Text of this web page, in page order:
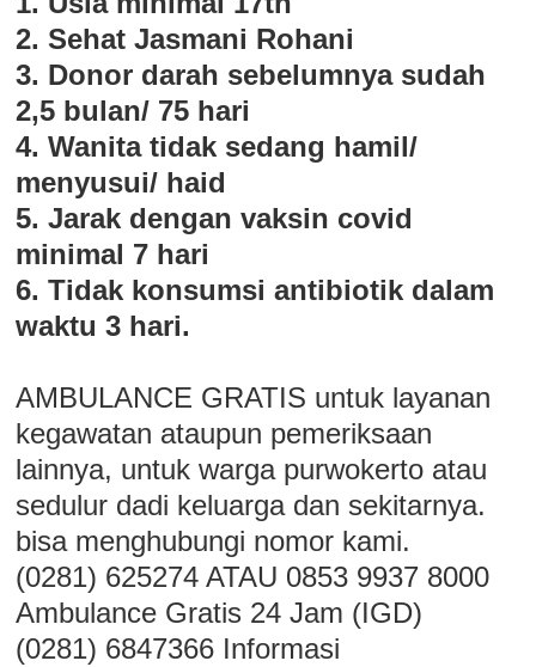
2. Sehat Jasmani Rohani
3. Donor darah sebelumnya sudah
2,5 bulan/ 75 hari
4. Wanita tidak sedang hamil/
menyusui/ haid
5. Jarak dengan vaksin covid
minimal 7 hari
6. Tidak konsumsi antibiotik dalam
waktu 3 hari.
AMBULANCE GRATIS untuk layanan
kegawatan ataupun pemeriksaan
lainnya, untuk warga purwokerto atau
sedulur dadi keluarga dan sekitarnya.
bisa menghubungi nomor kami.
(0281) 625274 ATAU 0853 9937 8000
Ambulance Gratis 24 Jam (IGD)
(0281) 6847366 Informasi